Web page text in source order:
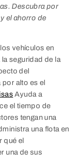
Descubra por
el ahorro de
vehículos en
seguridad de la
del
por alto es el
Ayuda a
el tiempo de
tengan una
una flota en
qué el
una de sus